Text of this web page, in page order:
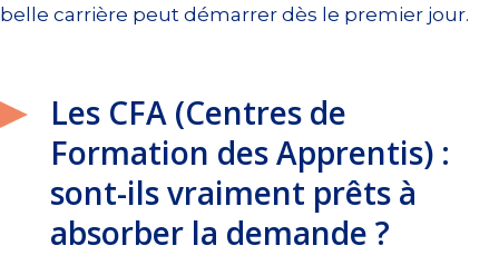
belle carrière peut démarrer dès le premier jour.
Les CFA (Centres de
Formation des Apprentis) :
sont-ils vraiment prêts à
absorber la demande ?